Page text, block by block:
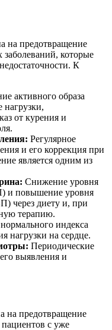
на предотвращение
заболеваний, которые
К
активного образа
нагрузки,
от курения и
Регулярное
и его коррекция при
является одним из
Снижение уровня
и повышение уровня
через диету и, при
терапию.
индекса
нагрузки на сердце.
Периодические
выявления и
на предотвращение
с уже